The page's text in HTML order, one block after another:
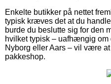
Enkelte butikker på nettet
typisk kræves det at du
burde du beslutte sig for den
hvilket typisk – uafhængig om
Nyborg eller Aars – vil være
pakkeshop.